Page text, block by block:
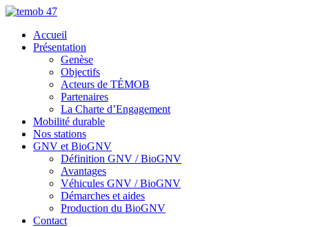
Accueil
Présentation
Genèse
Objectifs
Acteurs de TÉMOB
Partenaires
La Charte d’Engagement
Mobilité durable
Nos stations
GNV et BioGNV
Définition GNV / BioGNV
Avantages
Véhicules GNV / BioGNV
Démarches et aides
Production du BioGNV
Contact